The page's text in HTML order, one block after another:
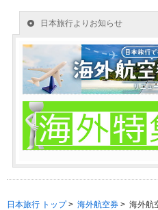
日本旅行 トップ> 海外航空券 > 海外航